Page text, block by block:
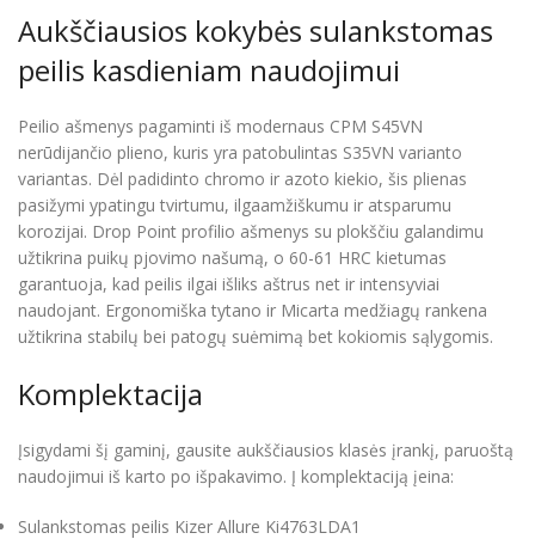
Aukščiausios kokybės sulankstomas
peilis kasdieniam naudojimui
Peilio ašmenys pagaminti iš modernaus CPM S45VN
nerūdijančio plieno, kuris yra patobulintas S35VN varianto
variantas. Dėl padidinto chromo ir azoto kiekio, šis plienas
pasižymi ypatingu tvirtumu, ilgaamžiškumu ir atsparumu
korozijai. Drop Point profilio ašmenys su plokščiu galandimu
užtikrina puikų pjovimo našumą, o 60-61 HRC kietumas
garantuoja, kad peilis ilgai išliks aštrus net ir intensyviai
naudojant. Ergonomiška tytano ir Micarta medžiagų rankena
užtikrina stabilų bei patogų suėmimą bet kokiomis sąlygomis.
Komplektacija
Įsigydami šį gaminį, gausite aukščiausios klasės įrankį, paruoštą
naudojimui iš karto po išpakavimo. Į komplektaciją įeina:
Sulankstomas peilis Kizer Allure Ki4763LDA1